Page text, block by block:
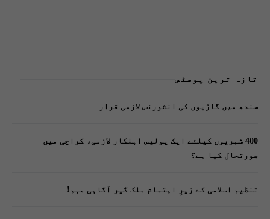
تازہ ترین پوسٹس
سندھ میں گاڑیوں کی انشورنس لازمی قرار
400 شہریوں کیلئے ایک پولیس اہلکار لازمی، کراچی میں
صورتحال کیا ہے؟
تنظیم اسلامی کے زیرِ اہتمام ملک گیر آگاہی مہم!